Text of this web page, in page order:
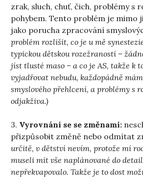
zrak, sluch, chuť, čich, problémy s
pohybem. Tento problém je mimo
jako porucha zpracování
problém rozlišit, co je u mě
typickou dětskou rozežraností –
jíst tlusté maso – a co je AS, takže k
vyjadřovat nebudu, každopádně
smyslového přehlcení, a problémy s
odjakživa.)
3. Vyrovnání se se změnami:
přizpůsobit změně nebo odmítat
určitě, v dětství nevím, protože mí
museli mít vše naplánované do
nepřekvapovalo. Takže je to dost